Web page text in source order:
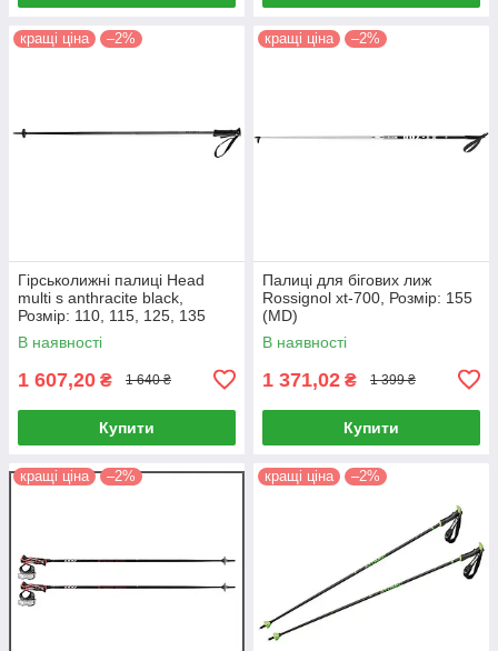
кращі ціна –2%
Гірськолижні палиці Head
multi s anthracite black,
Розмір: 110, 115, 125, 135
(MD)
В наявності
1 607,20 ₴ 1 640 ₴
Купити
кращі ціна –2%
Палиці для бігових лиж
Rossignol xt-700, Розмір: 155
(MD)
В наявності
1 371,02 ₴ 1 399 ₴
Купити
кращі ціна –2% кращі ціна –2%